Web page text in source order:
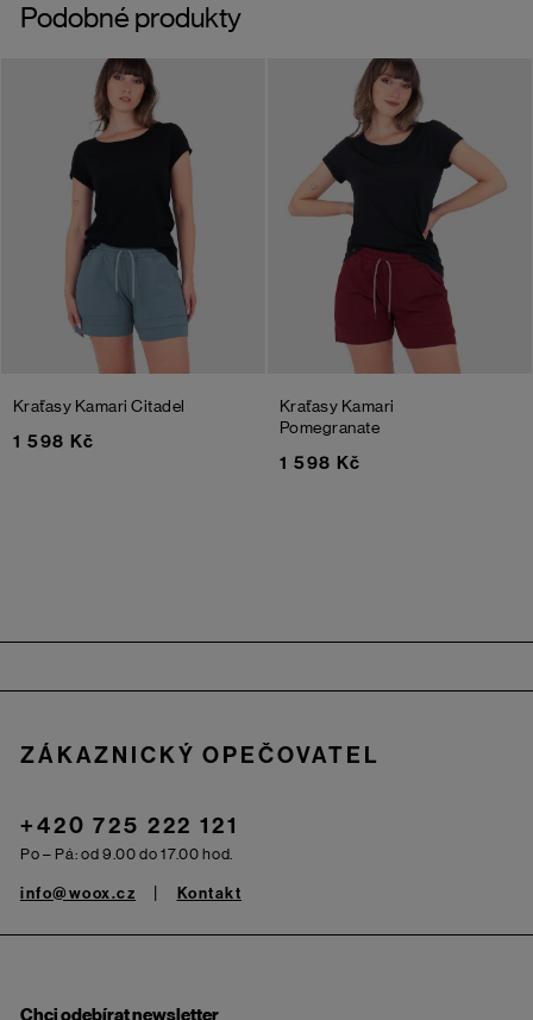
Podobné produkty
Kraťasy KamariCitadel
1 598 Kč
Kraťasy Kamari
Pomegranate
1 598 Kč
ZÁKAZNICKÝ OPEČOVATEL
+420 725 222 121
Po – Pá: od 9.00 do 17.00 hod.
info@woox.cz Kontakt